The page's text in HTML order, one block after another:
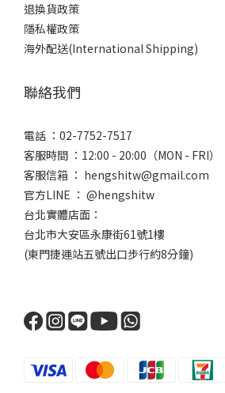
退換貨政策
隱私權政策
海外配送(International Shipping)
聯絡我們
電話 ：02-7752-7517
客服時間 ：12:00 - 20:00（MON - FRI）
客服信箱 ： hengshitw@gmail.com
官方LINE ： @hengshitw
台北實體店面：
台北市大安區永康街61號1樓
(東門捷運站五號出口步行約8分鐘)